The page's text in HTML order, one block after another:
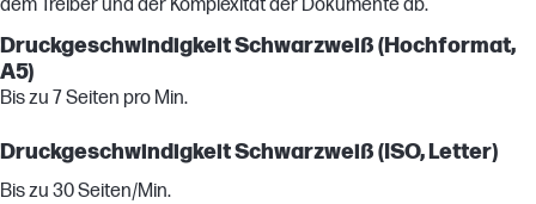
dem Treiber und der Komplexität der Dokumente ab.
Druckgeschwindigkeit Schwarzweiß (Hochformat,
A5)
Bis zu 7 Seiten pro Min.
Druckgeschwindigkeit Schwarzweiß (ISO, Letter)
Bis zu 30 Seiten/Min.